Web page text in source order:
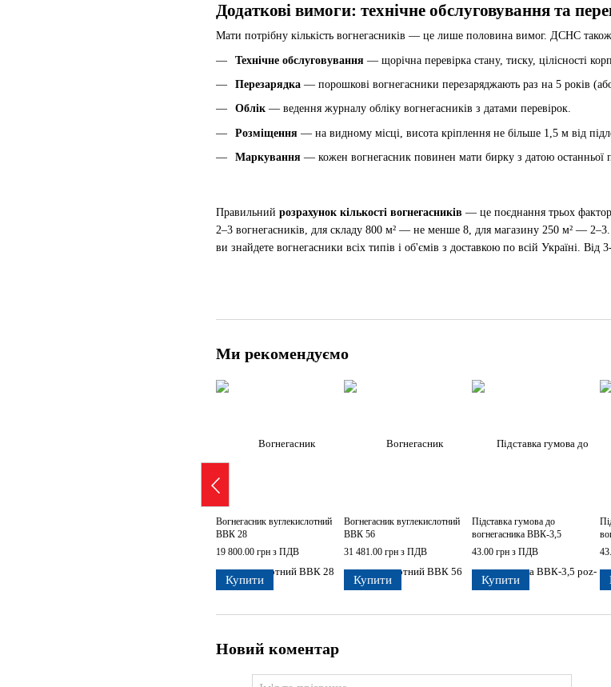
Додаткові вимоги: технічне обслуговування та
Мати потрібну кількість вогнегасників — це лише половина вимог. ДСНС
Технічне обслуговування — щорічна перевірка стану, тиску, цілісності
Перезарядка — порошкові вогнегасники перезаряджають раз на 5 років
Облік — ведення журналу обліку вогнегасників з датами перевірок.
Розміщення — на видному місці, висота кріплення не більше 1,5 м від
Маркування — кожен вогнегасник повинен мати бирку з датою останньої
Правильний розрахунок кількості вогнегасників — це поєднання трьох
2–3 вогнегасників, для складу 800 м² — не менше 8, для магазину 250 м² —
ви знайдете вогнегасники всіх типів і об'ємів з доставкою по всій Україні. Від
Ми рекомендуємо
Вогнегасник вуглекислотний
ВВК 28
19 800.00 грн з ПДВ
Купити
Вогнегасник вуглекислотний
ВВК 56
31 481.00 грн з ПДВ
Купити
Підставка гумова до
вогнегасника ВВК-3,5
43.00 грн з ПДВ
Купити
Новий коментар